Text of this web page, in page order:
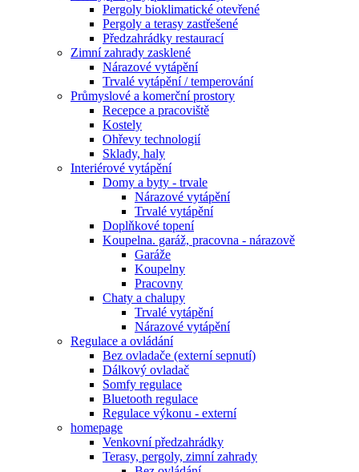
Pergoly bioklimatické otevřené
Pergoly a terasy zastřešené
Předzahrádky restaurací
Zimní zahrady zasklené
Nárazové vytápění
Trvalé vytápění / temperování
Průmyslové a komerční prostory
Recepce a pracoviště
Kostely
Ohřevy technologií
Sklady, haly
Interiérové vytápění
Domy a byty - trvale
Nárazové vytápění
Trvalé vytápění
Doplňkové topení
Koupelna. garáž, pracovna - nárazově
Garáže
Koupelny
Pracovny
Chaty a chalupy
Trvalé vytápění
Nárazové vytápění
Regulace a ovládání
Bez ovladače (externí sepnutí)
Dálkový ovladač
Somfy regulace
Bluetooth regulace
Regulace výkonu - externí
homepage
Venkovní předzahrádky
Terasy, pergoly, zimní zahrady